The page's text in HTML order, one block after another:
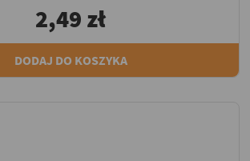
2,49 zł
DODAJ DO KOSZYKA